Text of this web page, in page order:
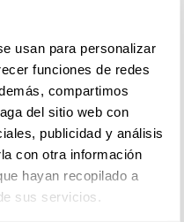
usan para personalizar
funciones de redes
compartimos
del sitio web con
publicidad y análisis
con otra información
hayan recopilado a
sus servicios.
e eventos especiais
se, garantindo um
diurnos, os
vestidos de
midiou modelos à altura
mais altas, sobretudo
comunhão. Com os
Dispomos também
para a noite